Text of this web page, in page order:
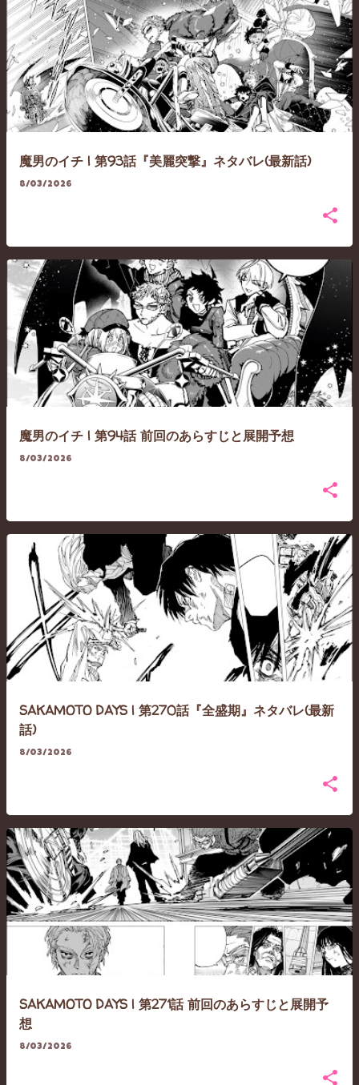
魔男のイチ | 第93話『美麗突撃』ネタバレ(最新話)
8/03/2026
魔男のイチ | 第94話 前回のあらすじと展開予想
8/03/2026
SAKAMOTO DAYS | 第270話『全盛期』ネタバレ(最新
話)
8/03/2026
SAKAMOTO DAYS | 第271話 前回のあらすじと展開予
想
8/03/2026